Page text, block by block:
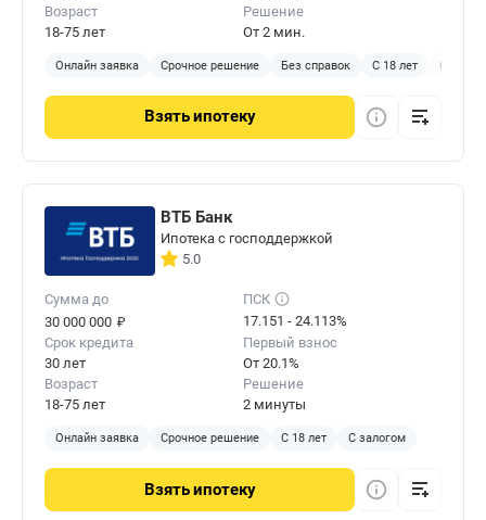
Возраст
18-75 лет
Решение
От 2 мин.
Онлайн заявка Срочное решение Без справок С 18 лет С
Взятьипотеку
ВТБ Банк
Ипотека с господдержкой
5.0
Сумма до
30 000 000 ₽
ПСК
17.151 - 24.113%
Срок кредита
30 лет
Первый взнос
От 20.1%
Возраст
18-75 лет
Решение
2 минуты
Онлайн заявка Срочное решение С 18 лет С залогом
Взятьипотеку